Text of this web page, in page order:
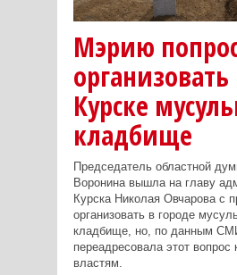
Мэрию
организовать
Курске
кладбище
Председатель областной
Воронина вышла на главу
Курска Николая Овчарова с
организовать в городе
кладбище, но, по данным
переадресовала этот вопрос
властям.